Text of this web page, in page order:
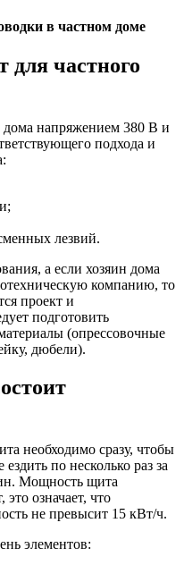
в частном доме
для частного
дома напряжением 380 В и
подхода и
лезвий.
а если хозяин дома
компанию, то
проект и
подготовить
(опрессовочные
дюбели).
необходимо сразу, чтобы
по несколько раз за
Мощность щита
это означает, что
не превысит 15 кВт/ч.
элементов: